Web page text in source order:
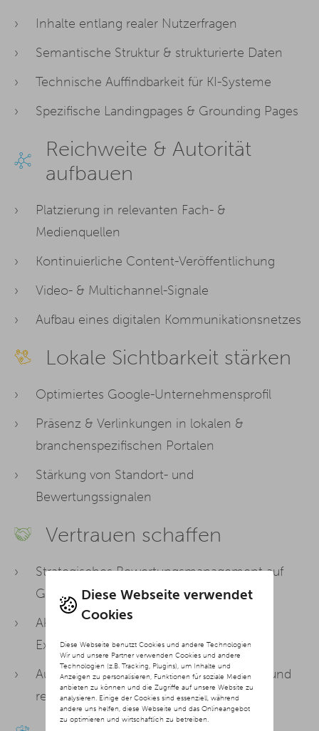
Diese Webseite verwendet
Cookies
Diese Webseite benutzt Cookies und andere Technologien
Wir und unsere Partner verwenden Cookies und andere
Technologien (z.B. Tracking, Plugins), um Inhalte und
Anzeigen zu personalisieren, Funktionen für soziale Medien
anbieten zu können und die Zugriffe auf unsere Website zu
analysieren. Einige der Cookies sind essenziell, während
andere uns helfen, diese Webseite und das Onlineangebot
zu optimieren und wirtschaftlich zu betreiben.
Inhalte entlang realer Nutzerfragen
Semantische Struktur & strukturierte Daten
Technische Auffindbarkeit für KI-Systeme
Spezifische Landingpages & Grounding Pages
Reichweite & Autorität
aufbauen
Platzierung in relevanten Fach- &
Medienquellen
Kontinuierliche Content-Veröffentlichung
Video- & Multichannel-Signale
Aufbau eines digitalen Kommunikationsnetzes
Lokale Sichtbarkeit stärken
Optimiertes Google-Unternehmensprofil
Präsenz & Verlinkungen in lokalen &
branchenspezifischen Portalen
Stärkung von Standort- und
Bewertungssignalen
Vertrauen schaffen
Strategisches Bewertungsmanagement auf
Google, Trustpilot & Co.
Aktive Präsenz und Austausch auf
Expertenplattformen
Aufbau von Entitäten mit glaubwürdigen und
relevanten Inhalten